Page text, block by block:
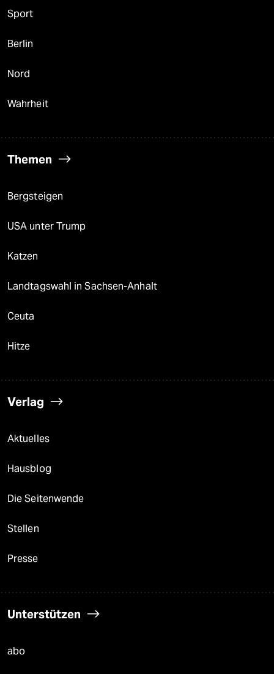
Sport
Berlin
Nord
Wahrheit
Themen
Bergsteigen
USA unter Trump
Katzen
Landtagswahl in Sachsen-Anhalt
Ceuta
Hitze
Verlag
Aktuelles
Hausblog
Die Seitenwende
Stellen
Presse
Unterstützen
abo